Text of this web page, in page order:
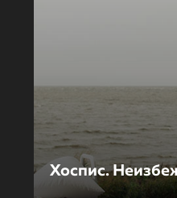
Хоспис.